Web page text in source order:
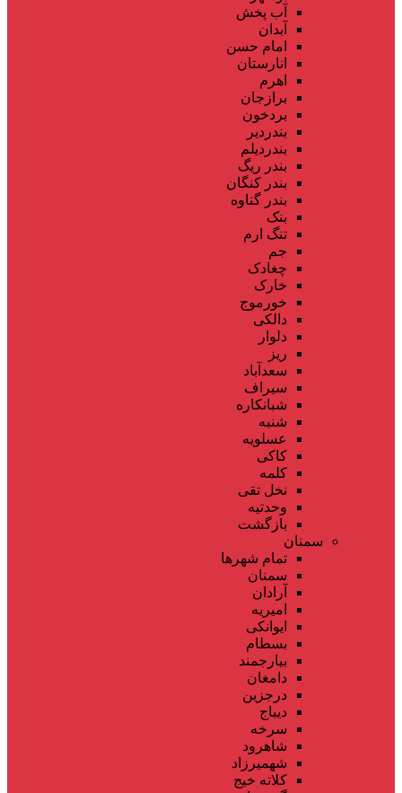
آب پخش
آبدان
امام حسن
انارستان
اهرم
برازجان
بردخون
بندردیر
بندردیلم
بندر ریگ
بندر کنگان
بندر گناوه
بنک
تنگ ارم
جم
چغادک
خارک
خورموج
دالکی
دلوار
ریز
سعدآباد
سیراف
شبانکاره
شنبه
عسلویه
کاکی
کلمه
نخل تقی
وحدتیه
بازگشت
سمنان
تمام شهر‌ها
سمنان
آرادان
امیریه
ایوانکی
بسطام
بیارجمند
دامغان
درجزین
دیباج
سرخه
شاهرود
شهمیرزاد
کلاته خیج